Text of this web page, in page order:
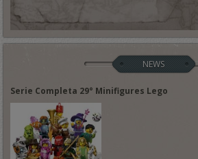
NEWS
Serie Completa 29° Minifigures Lego